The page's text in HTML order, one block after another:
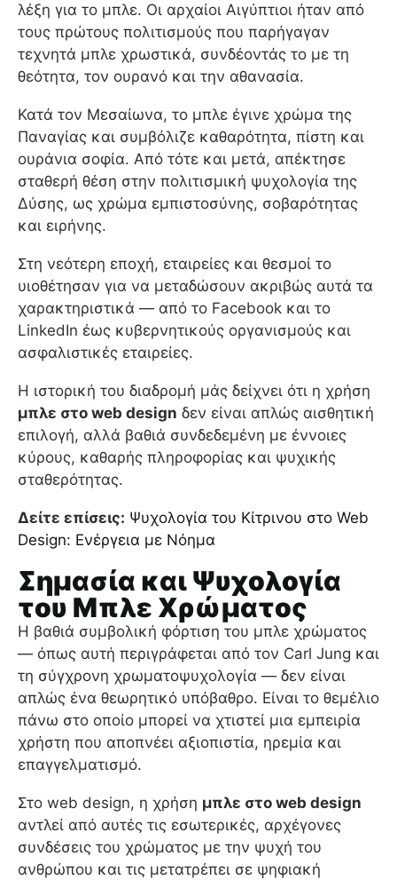
λέξη για το μπλε. Οι αρχαίοι Αιγύπτιοι ήταν από
τους πρώτους πολιτισμούς που παρήγαγαν
τεχνητά μπλε χρωστικά, συνδέοντάς το με τη
θεότητα, τον ουρανό και την αθανασία.
Κατά τον Μεσαίωνα, το μπλε έγινε χρώμα της
Παναγίας και συμβόλιζε καθαρότητα, πίστη και
ουράνια σοφία. Από τότε και μετά, απέκτησε
σταθερή θέση στην πολιτισμική ψυχολογία της
Δύσης, ως χρώμα εμπιστοσύνης, σοβαρότητας
και ειρήνης.
Στη νεότερη εποχή, εταιρείες και θεσμοί το
υιοθέτησαν για να μεταδώσουν ακριβώς αυτά τα
χαρακτηριστικά — από το Facebook και το
LinkedIn έως κυβερνητικούς οργανισμούς και
ασφαλιστικές εταιρείες.
Η ιστορική του διαδρομή μάς δείχνει ότι η χρήση
μπλε στο web design δεν είναι απλώς αισθητική
επιλογή, αλλά βαθιά συνδεδεμένη με έννοιες
κύρους, καθαρής πληροφορίας και ψυχικής
σταθερότητας.
Δείτε επίσεις: Ψυχολογία του Κίτρινου στο Web
Design: Ενέργεια με Νόημα
Σημασία και Ψυχολογία
του Μπλε Χρώματος
Η βαθιά συμβολική φόρτιση του μπλε χρώματος
— όπως αυτή περιγράφεται από τον Carl Jung και
τη σύγχρονη χρωματοψυχολογία — δεν είναι
απλώς ένα θεωρητικό υπόβαθρο. Είναι το θεμέλιο
πάνω στο οποίο μπορεί να χτιστεί μια εμπειρία
χρήστη που αποπνέει αξιοπιστία, ηρεμία και
επαγγελματισμό.
Στο web design, η χρήση μπλε στο web design
αντλεί από αυτές τις εσωτερικές, αρχέγονες
συνδέσεις του χρώματος με την ψυχή του
ανθρώπου και τις μετατρέπει σε ψηφιακή